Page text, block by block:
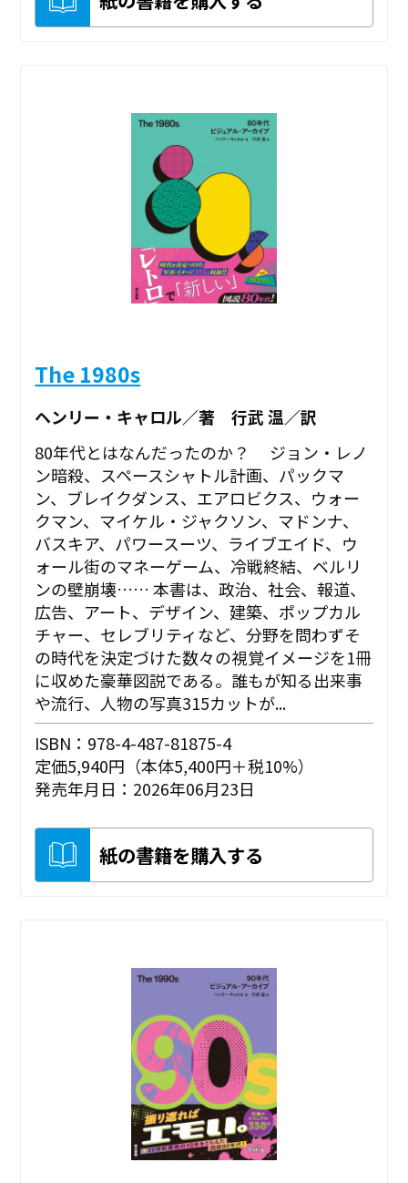
The 1980s
ヘンリー・キャロル／著 行武 温／訳
80年代とはなんだったのか？ ジョン・レノ
ン暗殺、スペースシャトル計画、パックマ
ン、ブレイクダンス、エアロビクス、ウォー
クマン、マイケル・ジャクソン、マドンナ、
バスキア、パワースーツ、ライブエイド、ウ
ォール街のマネーゲーム、冷戦終結、ベルリ
ンの壁崩壊…… 本書は、政治、社会、報道、
広告、アート、デザイン、建築、ポップカル
チャー、セレブリティなど、分野を問わずそ
の時代を決定づけた数々の視覚イメージを1冊
に収めた豪華図説である。誰もが知る出来事
や流行、人物の写真315カットが...
ISBN：978-4-487-81875-4
定価5,940円（本体5,400円＋税10%）
発売年月日：2026年06月23日
紙の書籍を購入する